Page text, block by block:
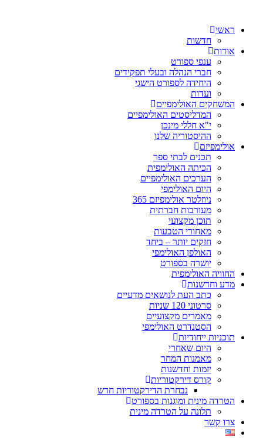
ראשי
חדשות
אודות
ענפי ספורט
חברי הנהלה ובעלי תפקידים
היחידה לספורט הישגי
ועדות
המשחקים האולימפיים
המדליסטים האולימפיים
י"א חללי מינכן
ההיסטוריה שלנו
אולימפיזם
תכנים לבתי ספר
הכיתה האולימפית
הערכים האולימפיים
היום האולימפי
ניוזלטר אולימפיזם 365
מעורבות חברתית
תוכן מקצועי
מאחורי הטבעות
חזקים יותר – ביחד
האולפן האולימפי
יושרה בספורט
החוויה האולימפית
מדע וחדשנות
כתב העת לנושאים מדעיים
סרטוני 120 שניות
מאמרים מקצועיים
הסטנדרט האולימפי
תוכניות ייחודיות
היום שאחרי
מאמנות המחר
יזמות וחדשנות
קורס דירקטוריות
נבחרת הדירקטוריות חדש
הטרדה מינית ומוגנות בספורט
תלונה על הטרדה מינית
צרו קשר